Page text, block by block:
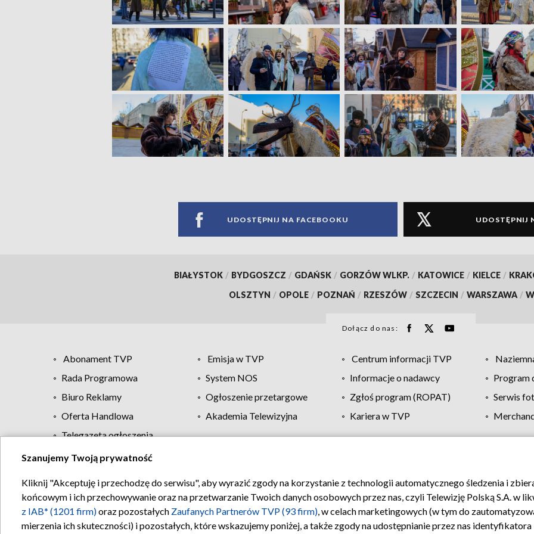
UDOSTĘPNIJ NA FACEBOOKU UDOSTĘPNIJ
BIAŁYSTOK / BYDGOSZCZ / GDAŃSK / GORZÓW WLKP. / KATOWICE / KIELCE /
OLSZTYN / OPOLE / POZNAŃ / RZESZÓW / SZCZECIN / WARSZAWA /
Dołącz do nas:
Abonament TVP Emisja w TVP Centrum informacji TVP
Rada Programowa
System NOS Informacje o nadawcy
Program
Biuro Reklamy
Ogłoszenie przetargowe Zgłoś program (ROPAT)
Serwis
Oferta Handlowa
Akademia Telewizyjna Kariera w TVP
Telegazeta ogłoszenia
Regulamin TVP Polityka prywatności Moje zgody Pomoc Biuro
Szanujemy Twoją prywatność
Kliknij "Akceptuję i przechodzę do serwisu", aby wyrazić zgody na korzystanie z technologii automatycznego śledzenia i
końcowym i ich przechowywanie oraz na przetwarzanie Twoich danych osobowych przez nas, czyli Telewizję Polską S.A. w
z IAB* (1201 firm)oraz pozostałych Zaufanych Partnerów TVP (93 firm), w celach marketingowych (w tym do
mierzenia ich skuteczności) i pozostałych, które wskazujemy poniżej, a także zgody na udostępnianie przez nas